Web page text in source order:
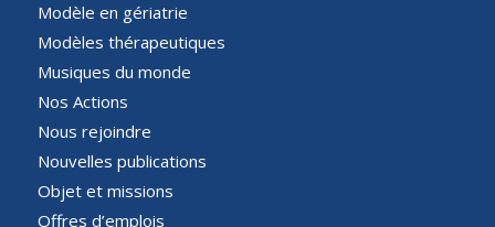
Modèle en gériatrie
Modèles thérapeutiques
Musiques du monde
Nos Actions
Nous rejoindre
Nouvelles publications
Objet et missions
Offres d’emplois